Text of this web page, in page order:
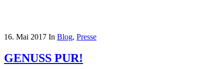
16. Mai 2017 In Blog, Presse
GENUSS PUR!